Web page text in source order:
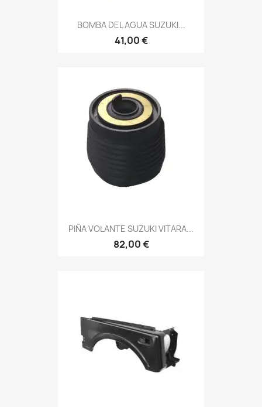
BOMBA DEL AGUA SUZUKI...
41,00 €
PIÑA VOLANTE SUZUKI VITARA...
82,00 €